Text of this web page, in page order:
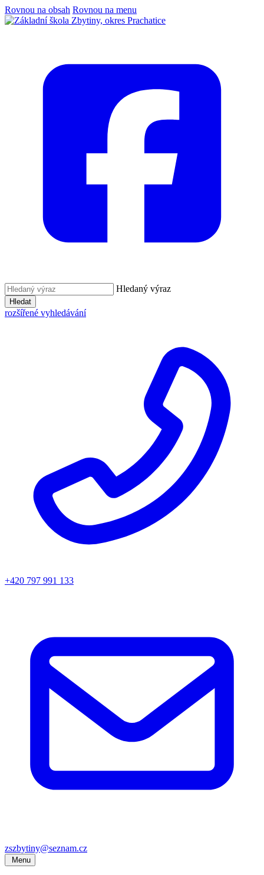
Rovnou na obsah Rovnou na menu
Hledaný výraz
Hledat
rozšířené vyhledávání
+420 797 991 133
zszbytiny@seznam.cz
Menu